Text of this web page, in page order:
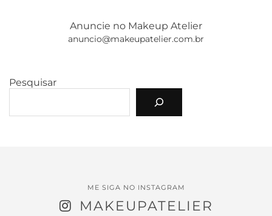
Anuncie no Makeup Atelier
anuncio@makeupatelier.com.br
Pesquisar
ME SIGA NO INSTAGRAM
MAKEUPATELIER